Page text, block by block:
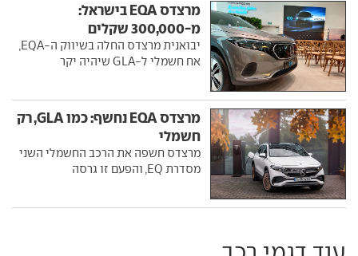
מרצדס EQA בישראל:
מ-300,000 שקלים
יבואנית מרצדס החלה בשיווק ה-EQA,
אח חשמלי ל-GLA שיהיה יקר
מרצדס EQA נחשף: כמו GLA, רק
חשמלי
מרצדס חשפה את הרכב החשמלי השני
מסדרת EQ, והפעם זו גרסה